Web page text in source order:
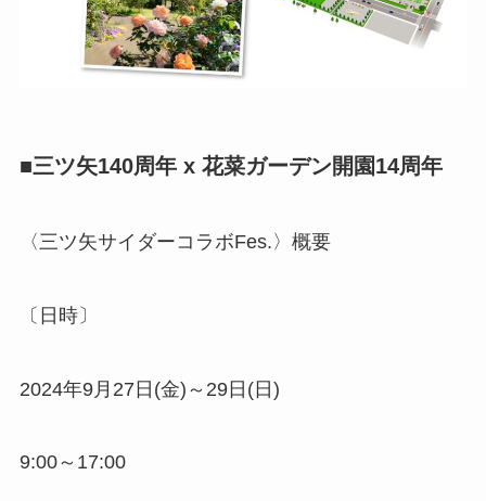
■三ツ矢140周年 x 花菜ガーデン開園14周年
〈三ツ矢サイダーコラボFes.〉概要
〔日時〕
2024年9月27日(金)～29日(日)
9:00～17:00